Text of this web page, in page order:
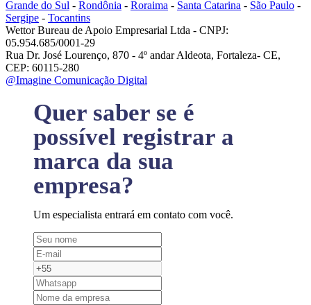
Grande do Sul - Rondônia - Roraima - Santa Catarina - São Paulo -
Sergipe - Tocantins
Wettor Bureau de Apoio Empresarial Ltda - CNPJ:
05.954.685/0001-29
Rua Dr. José Lourenço, 870 - 4º andar Aldeota, Fortaleza- CE,
CEP: 60115-280
@Imagine Comunicação Digital
Quer saber se é
possível registrar a
marca da sua
empresa?
Um especialista entrará em contato com você.